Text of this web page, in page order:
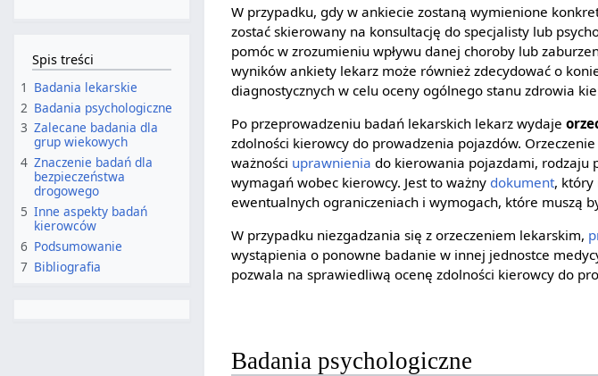
W przypadku, gdy w ankiecie zostaną wymienione
zostać skierowany na konsultację do specjalisty lub
pomóc w zrozumieniu wpływu danej choroby lub
wyników ankiety lekarz może również zdecydować o
diagnostycznych w celu oceny ogólnego stanu zdrowia
Po przeprowadzeniu badań lekarskich lekarz wydaje
zdolności kierowcy do prowadzenia pojazdów.
ważności uprawnienia do kierowania pojazdami, rodzaju
wymagań wobec kierowcy. Jest to ważny dokument, który
ewentualnych ograniczeniach i wymogach, które muszą
W przypadku niezgadzania się z orzeczeniem lekarskim,
wystąpienia o ponowne badanie w innej jednostce
pozwala na sprawiedliwą ocenę zdolności kierowcy do
Badania psychologiczne
Spis treści
1 Badania lekarskie
2 Badania psychologiczne
3 Zalecane badania dla
grup wiekowych
4 Znaczenie badań dla
bezpieczeństwa
drogowego
5 Inne aspekty badań
kierowców
6 Podsumowanie
7 Bibliografia